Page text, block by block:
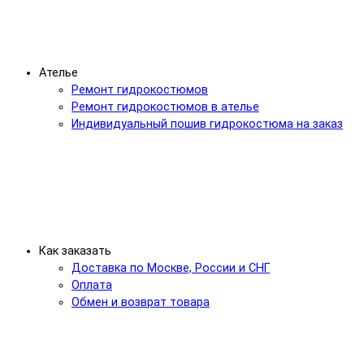
Ателье
Ремонт гидрокостюмов
Ремонт гидрокостюмов в ателье
Индивидуальный пошив гидрокостюма на заказ
Как заказать
Доставка по Москве, России и СНГ
Оплата
Обмен и возврат товара